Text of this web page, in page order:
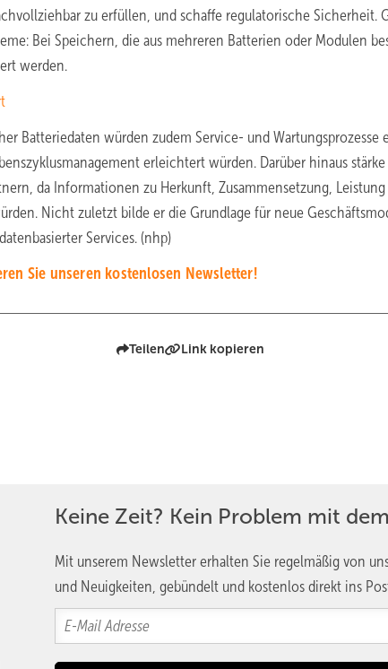
zu erfüllen, und schaffe regulatorische Sicherheit.
Bei Speichern, die aus mehreren Batterien oder Modulen
werden.
Batteriedaten würden zudem Service- und Wartungsprozesse
erleichtert würden. Darüber hinaus
da Informationen zu Herkunft, Zusammensetzung,
Nicht zuletzt bilde er die Grundlage für neue
Services. (nhp)
Sie unseren kostenlosen Newsletter!
Teilen Link kopieren
Keine Zeit? Kein Problem mit
Mit unserem Newsletter erhalten Sie regelmäßig von
und Neuigkeiten, gebündelt und kostenlos direkt ins